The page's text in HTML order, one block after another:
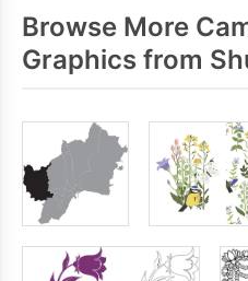
Browse More
Graphics from